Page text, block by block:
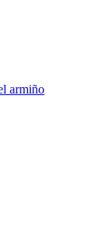
armiño